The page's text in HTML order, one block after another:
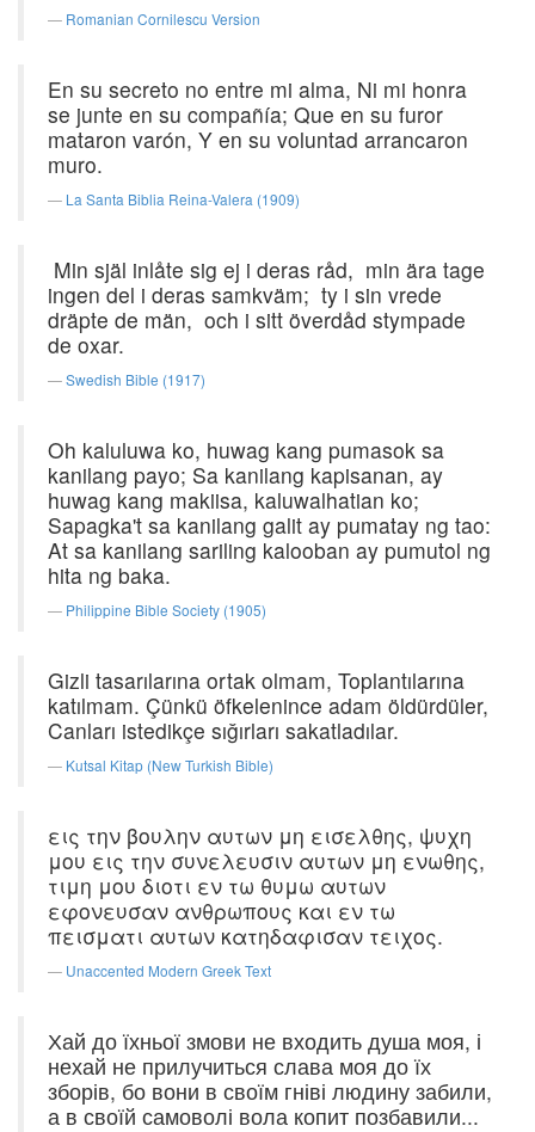
Romanian Cornilescu Version
En su secreto no entre mi alma, Ni mi honra
se junte en su compañía; Que en su furor
mataron varón, Y en su voluntad arrancaron
muro.
La Santa Biblia Reina-Valera (1909)
Min själ inlåte sig ej i deras råd, min ära tage
ingen del i deras samkväm; ty i sin vrede
dräpte de män, och i sitt överdåd stympade
de oxar.
Swedish Bible (1917)
Oh kaluluwa ko, huwag kang pumasok sa
kanilang payo; Sa kanilang kapisanan, ay
huwag kang makiisa, kaluwalhatian ko;
Sapagka't sa kanilang galit ay pumatay ng tao:
At sa kanilang sariling kalooban ay pumutol ng
hita ng baka.
Philippine Bible Society (1905)
Gizli tasarılarına ortak olmam, Toplantılarına
katılmam. Çünkü öfkelenince adam öldürdüler,
Canları istedikçe sığırları sakatladılar.
Kutsal Kitap (New Turkish Bible)
εις την βουλην αυτων μη εισελθης, ψυχη
μου εις την συνελευσιν αυτων μη ενωθης,
τιμη μου διοτι εν τω θυμω αυτων
εφονευσαν ανθρωπους και εν τω
πεισματι αυτων κατηδαφισαν τειχος.
Unaccented Modern Greek Text
Хай до їхньої змови не входить душа моя, і
нехай не прилучиться слава моя до їх
зборів, бо вони в своїм гніві людину забили,
а в своїй самоволі вола копит позбавили...